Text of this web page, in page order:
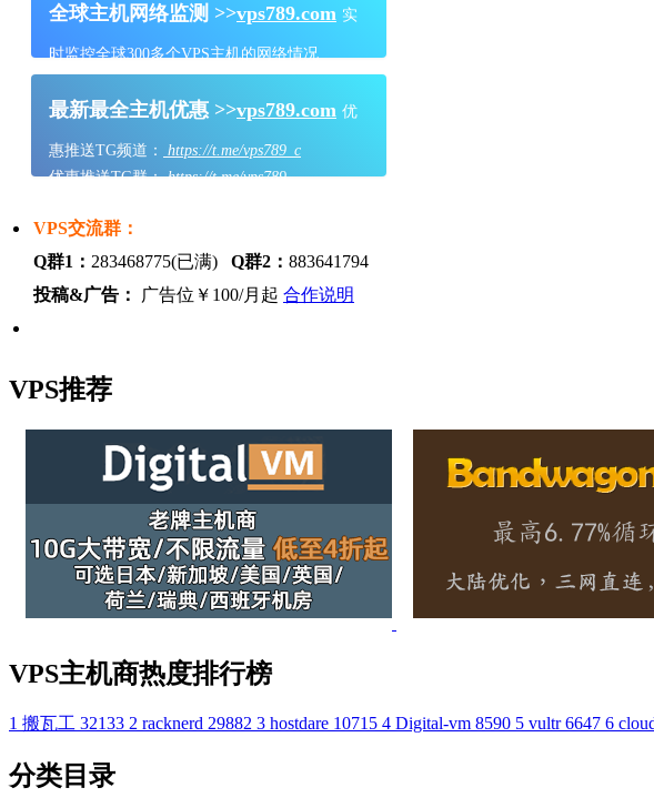
全球主机网络监测 >>vps789.com 实
时监控全球300多个VPS主机的网络情况
最新最全主机优惠 >>vps789.com 优
惠推送TG频道：
https://t.me/vps789_c
优惠推送TG群：https://t.me/vps789
VPS交流群：
Q群1： 283468775(已满) Q群2： 883641794
投稿&广告：
广告位￥100/月起 合作说明
VPS推荐
VPS主机商热度排行榜
1 搬瓦工 32133 2 racknerd 29882 3 hostdare 10715 4 Digital-vm 8590 5 vultr 6647 6
分类目录